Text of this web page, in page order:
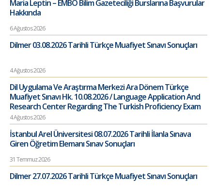
Maria Leptin – EMBO Bilim Gazeteciliği Burslarına Başvurular
Hakkında
6 Ağustos 2026
Dilmer 03.08.2026 Tarihli Türkçe Muafiyet Sınavı Sonuçları
4 Ağustos 2026
Dil Uygulama Ve Araştırma Merkezi Ara Dönem Türkçe
Muafiyet Sınavı Hk. 10.08.2026 / Language Application And
Research Center Regarding The Turkish Proficiency Exam
4 Ağustos 2026
İstanbul Arel Üniversitesi 08.07.2026 Tarihli İlanla Sınava
Giren Öğretim Elemanı Sınav Sonuçları
31 Temmuz 2026
Dilmer 27.07.2026 Tarihli Türkçe Muafiyet Sınavı Sonuçları